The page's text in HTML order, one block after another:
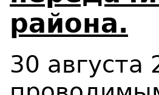
района.
30 августа